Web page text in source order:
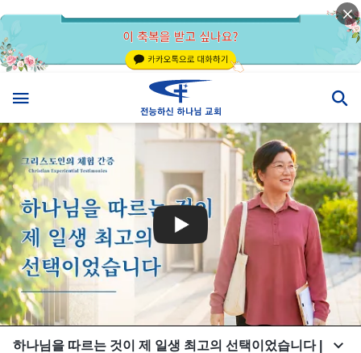
하나님을 따르는 것이 제 일생 최고의 선택이었습니다 |